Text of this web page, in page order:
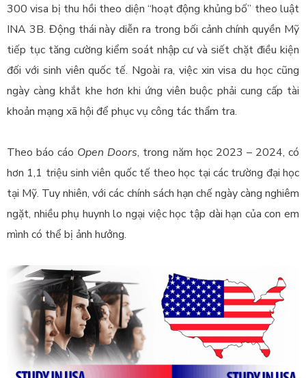
300 visa bị thu hồi theo diện “hoạt động khủng bố” theo luật
INA 3B. Động thái này diễn ra trong bối cảnh chính quyền Mỹ
tiếp tục tăng cường kiểm soát nhập cư và siết chặt điều kiện
đối với sinh viên quốc tế. Ngoài ra, việc xin visa du học cũng
ngày càng khắt khe hơn khi ứng viên buộc phải cung cấp tài
khoản mạng xã hội để phục vụ công tác thẩm tra.
Theo báo cáo Open Doors, trong năm học 2023 – 2024, có
hơn 1,1 triệu sinh viên quốc tế theo học tại các trường đại học
tại Mỹ. Tuy nhiên, với các chính sách hạn chế ngày càng nghiêm
ngặt, nhiều phụ huynh lo ngại việc học tập dài hạn của con em
mình có thể bị ảnh hưởng.